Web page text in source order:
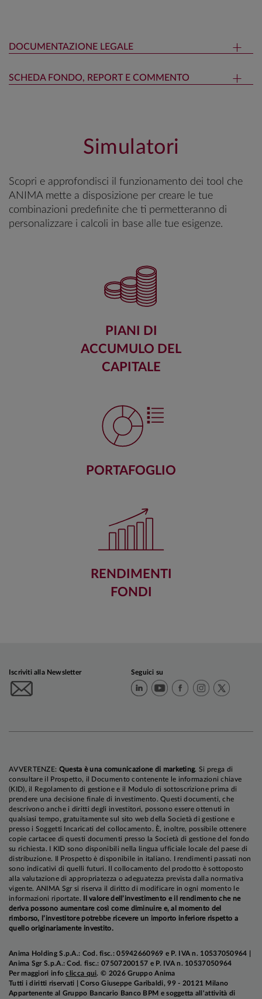
DOCUMENTAZIONE LEGALE
SCHEDA FONDO, REPORT E COMMENTO
Simulatori
Scopri e approfondisci il funzionamento dei tool che
ANIMA mette a disposizione per creare le tue
combinazioni predefinite che ti permetteranno di
personalizzare i calcoli in base alle tue esigenze.
PIANI DI
ACCUMULO DEL
CAPITALE
PORTAFOGLIO
RENDIMENTI
FONDI
Iscriviti alla Newsletter Seguici su
AVVERTENZE: Questa è una comunicazione di marketing. Si prega di
consultare il Prospetto, il Documento contenente le informazioni chiave
(KID), il Regolamento di gestione e il Modulo di sottoscrizione prima di
prendere una decisione finale di investimento. Questi documenti, che
descrivono anche i diritti degli investitori, possono essere ottenuti in
qualsiasi tempo, gratuitamente sul sito web della Società di gestione e
presso i Soggetti Incaricati del collocamento. È, inoltre, possibile ottenere
copie cartacee di questi documenti presso la Società di gestione del fondo
su richiesta. I KID sono disponibili nella lingua ufficiale locale del paese di
distribuzione. Il Prospetto è disponibile in italiano. I rendimenti passati non
sono indicativi di quelli futuri. Il collocamento del prodotto è sottoposto
alla valutazione di appropriatezza o adeguatezza prevista dalla normativa
vigente. ANIMA Sgr si riserva il diritto di modificare in ogni momento le
informazioni riportate.
Il valore dell’investimento e il rendimento che ne
deriva possono aumentare così come diminuire e, al momento del
rimborso, l’investitore potrebbe ricevere un importo inferiore rispetto a
quello originariamente investito.
Anima Holding S.p.A.: Cod. fisc.: 05942660969 e P. IVA n. 10537050964 |
Anima Sgr S.p.A.: Cod. fisc.: 07507200157 e P. IVA n. 10537050964
Per maggiori infoclicca qui. © 2026 Gruppo Anima
Tutti i diritti riservati | Corso Giuseppe Garibaldi, 99 - 20121 Milano
Appartenente al Gruppo Bancario Banco BPM e soggetta all'attività di